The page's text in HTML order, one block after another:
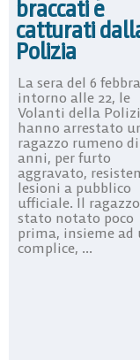
braccati e
catturati
Polizia
La sera del 6
intorno alle 22, le
Volanti della
hanno arrestato
ragazzo rumeno di
anni, per furto
aggravato,
lesioni a pubblico
ufficiale. Il
stato notato poco
prima, insieme ad
complice, ...